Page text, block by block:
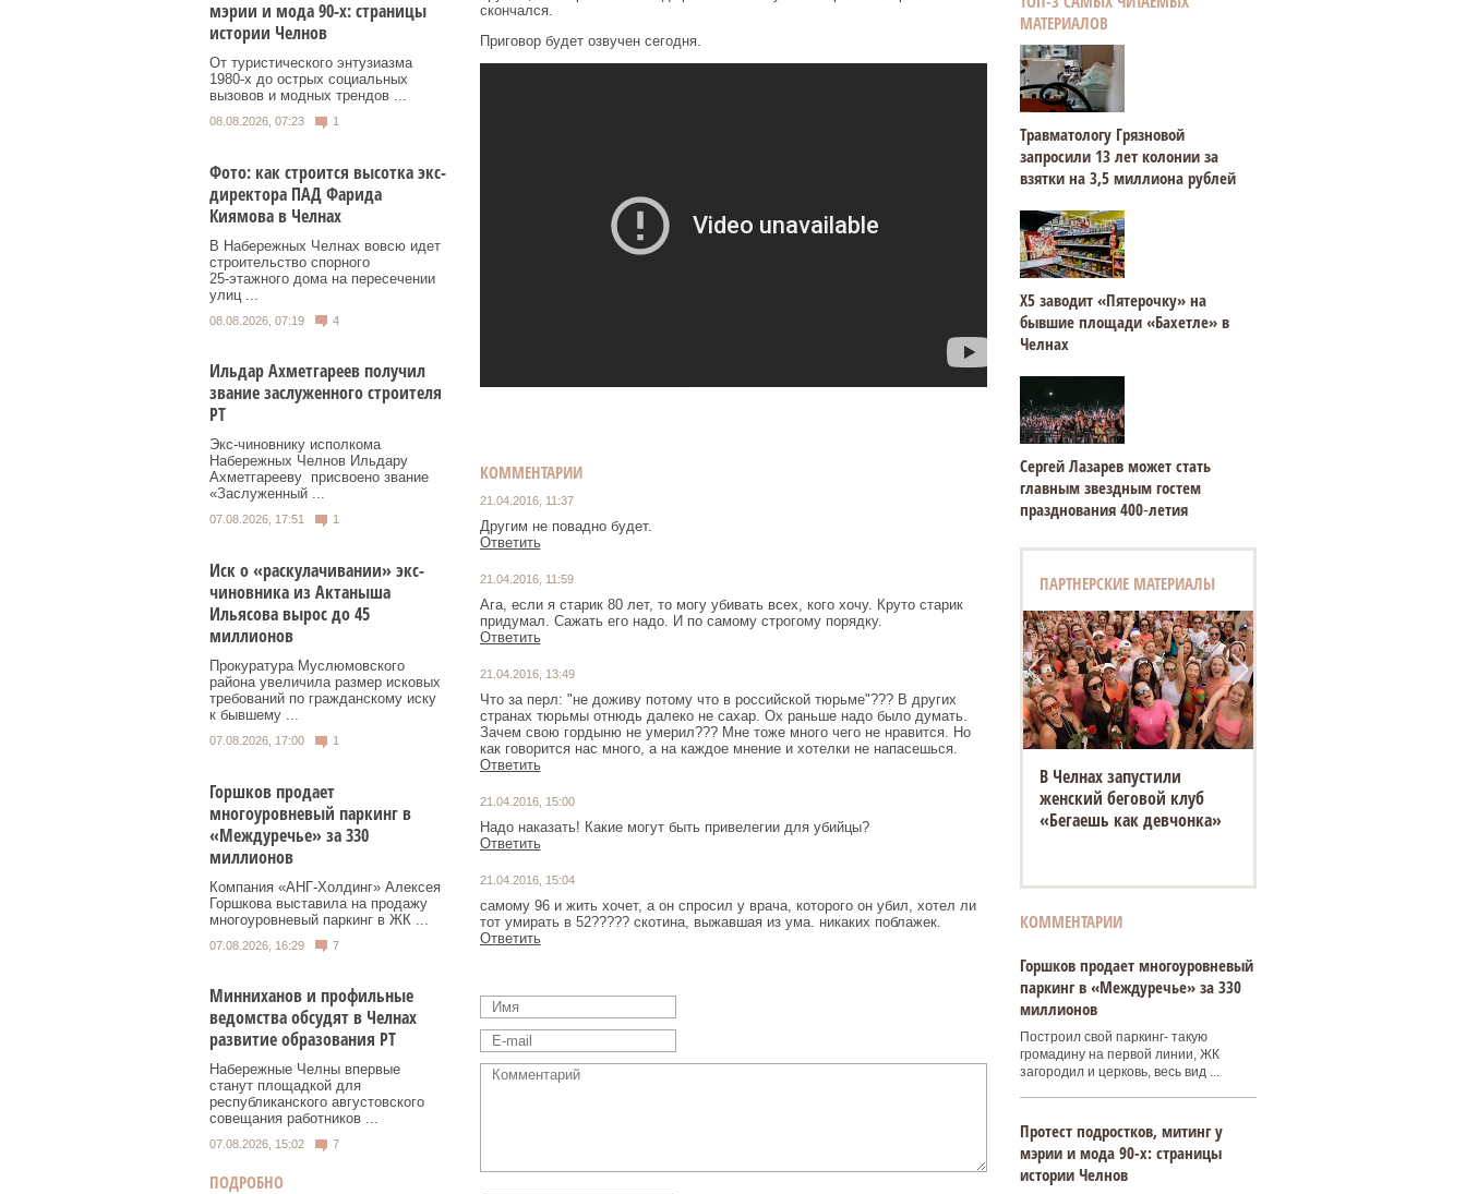
мэрии и мода 90-х: страницы
истории Челнов
От туристического энтузиазма
1980‑х до острых социальных
вызовов и модных трендов ...
08.08.2026, 07:23 1
Фото: как строится высотка экс-
директора ПАД Фарида
Киямова в Челнах
В Набережных Челнах вовсю идет
строительство спорного
25‑этажного дома на пересечении
улиц ...
08.08.2026, 07:19 4
Ильдар Ахметгареев получил
звание заслуженного строителя
РТ
Экс‑чиновнику исполкома
Набережных Челнов Ильдару
Ахметгарееву присвоено звание
«Заслуженный ...
07.08.2026, 17:51 1
Иск о «раскулачивании» экс-
чиновника из Актаныша
Ильясова вырос до 45
миллионов
Прокуратура Муслюмовского
района увеличила размер исковых
требований по гражданскому иску
к бывшему ...
07.08.2026, 17:00 1
Горшков продает
многоуровневый паркинг в
«Междуречье» за 330
миллионов
Компания «АНГ-Холдинг» Алексея
Горшкова выставила на продажу
многоуровневый паркинг в ЖК ...
07.08.2026, 16:29 7
Минниханов и профильные
ведомства обсудят в Челнах
развитие образования РТ
Набережные Челны впервые
станут площадкой для
республиканского августовского
совещания работников ...
07.08.2026, 15:02 7
ПОДРОБНО
скончался.
Приговор будет озвучен сегодня.
КОММЕНТАРИИ
21.04.2016, 11:37
Другим не повадно будет.
Ответить
21.04.2016, 11:59
Ага, если я старик 80 лет, то могу убивать всех, кого хочу. Круто старик
придумал. Сажать его надо. И по самому строгому порядку.
Ответить
21.04.2016, 13:49
Что за перл: "не доживу потому что в российской тюрьме"??? В других
странах тюрьмы отнюдь далеко не сахар. Ох раньше надо было думать.
Зачем свою гордыню не умерил??? Мне тоже много чего не нравится. Но
как говорится нас много, а на каждое мнение и хотелки не напасешься.
Ответить
21.04.2016, 15:00
Надо наказать! Какие могут быть привелегии для убийцы?
Ответить
21.04.2016, 15:04
самому 96 и жить хочет, а он спросил у врача, которого он убил, хотел ли
тот умирать в 52????? скотина, выжавшая из ума. никаких поблажек.
Ответить
МАТЕРИАЛОВ
Травматологу Грязновой
запросили 13 лет колонии за
взятки на 3,5 миллиона рублей
Х5 заводит «Пятерочку» на
бывшие площади «Бахетле» в
Челнах
Сергей Лазарев может стать
главным звездным гостем
празднования 400‑летия
ПАРТНЕРСКИЕ МАТЕРИАЛЫ
Если падел, то GAZPADEL:
когда локация имеет
значение
КОММЕНТАРИИ
Горшков продает многоуровневый
паркинг в «Междуречье» за 330
миллионов
Построил свой паркинг- такую
громадину на первой линии, ЖК
загородил и церковь, весь вид ...
Протест подростков, митинг у
мэрии и мода 90-х: страницы
истории Челнов